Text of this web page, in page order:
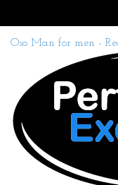
Oso Man for men -